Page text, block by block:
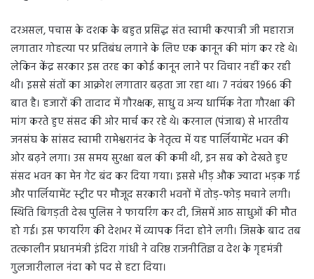
दरअसल, पचास के दशक के बहुत प्रसिद्ध संत स्वामी करपात्री जी महाराज
लगातार गोहत्या पर प्रतिबंध लगाने के लिए एक कानून की मांग कर रहे थे।
लेकिन केंद्र सरकार इस तरह का कोई कानून लाने पर विचार नहीं कर रही
थी। इससे संतों का आक्रोश लगातार बढ़ता जा रहा था। 7 नवंबर 1966 की
बात है। हजारों की तादाद में गौरक्षक, साधु व अन्य धार्मिक नेता गौरक्षा की
मांग करते हुए संसद की ओर मार्च कर रहे थे। करनाल (पंजाब) से भारतीय
जनसंघ के सांसद स्वामी रामेश्वरानंद के नेतृत्व में यह पार्लियामेंट भवन की
ओर बढ़ने लगा। उस समय सुरक्षा बल की कमी थी, इन सब को देखते हुए
संसद भवन का मेन गेट बंद कर दिया गया। इससे भीड़ औक ज्यादा भड़क गई
और पार्लियामेंट स्ट्रीट पर मौजूद सरकारी भवनों में तोड़-फोड़ मचाने लगी।
स्थिति बिगड़ती देख पुलिस ने फायरिंग कर दी, जिसमें आठ साधुओं की मौत
हो गई। इस फायरिंग की देशभर में व्यापक निंदा होने लगी। जिसके बाद तब
तत्कालीन प्रधानमंत्री इंदिरा गांधी ने वरिष्ठ राजनीतिज्ञ व देश के गृहमंत्री
गुलजारीलाल नंदा को पद से हटा दिया।